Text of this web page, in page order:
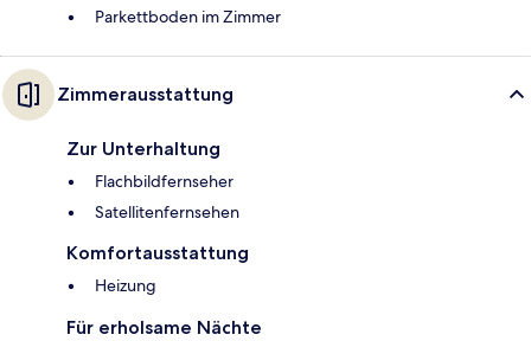
Parkettboden im Zimmer
Zimmerausstattung
Zur Unterhaltung
Flachbildfernseher
Satellitenfernsehen
Komfortausstattung
Heizung
Für erholsame Nächte